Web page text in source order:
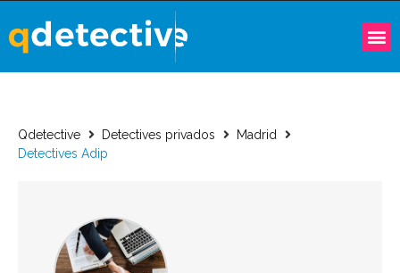
Qdetective Detectives privados
Madrid
Detectives Adip